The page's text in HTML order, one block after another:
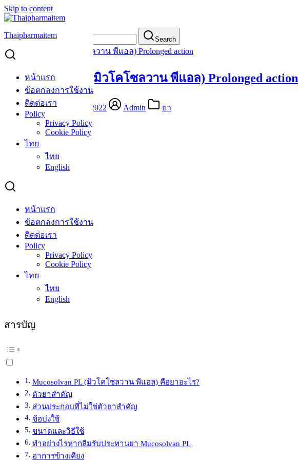
Skip to content
Thaipharmaitem
หน้าแรก
ข้อตกลงการใช้งาน
ติดต่อเรา
Policy
Privacy Policy
Cookie Policy
ไทย
ไทย
English
หน้าแรก
ข้อตกลงการใช้งาน
ติดต่อเรา
Policy
Privacy Policy
Cookie Policy
ไทย
ไทย
English
Search for: Search
Mucosolvan PL (มิวโคโซลวาน พีแอล) Prolonged action
Mucosolvan PL (มิวโคโซลวาน พีแอล) Prolonged action
23 มี.ค. 2022 25 มี.ค. 2022 Admin ยา
สารบัญ
Mucosolvan PL (มิวโคโซลวาน พีแอล) คือยาอะไร?
ตัวยาสำคัญ
ส่วนประกอบที่ไม่ใช่ตัวยาสำคัญ
ข้อบ่งใช้
ขนาดและวิธีใช้
ทำอย่างไรหากลืมรับประทานยา Mucosolvan PL
อาการข้างเคียง